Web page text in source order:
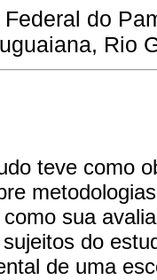
do
Rio
teve como
sua
do
de uma